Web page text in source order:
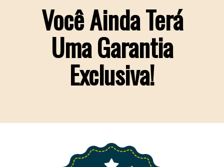
Você Ainda Terá
Uma Garantia
Exclusiva!